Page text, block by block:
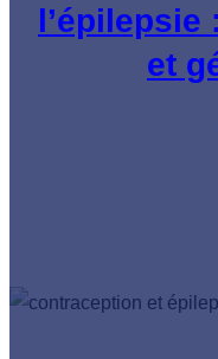
l’épilepsie
et